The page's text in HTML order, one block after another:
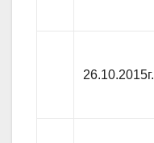
26.10.2015г.